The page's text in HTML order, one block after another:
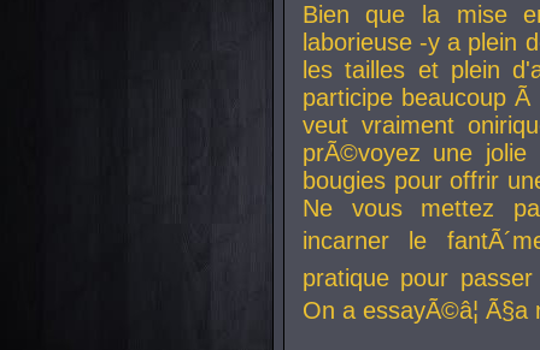
Bien que la mise
laborieuse -y a plein
les tailles et plein
participe beaucoup
veut vraiment
prÃ©voyez une
bougies pour offrir
Ne vous mettez
incarner le
pratique pour
On a essayÃ©â¦